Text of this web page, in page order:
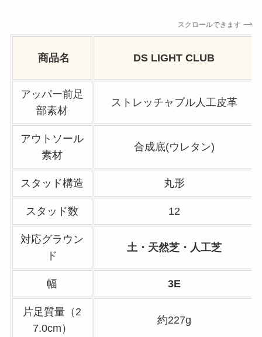
スクロールできます
商品名 DS LIGHT CLUB
アッパー前足
部素材
ストレッチャブル人工皮革
アウトソール
素材
合成底(ウレタン)
スタッド構造 丸形
スタッド数 12
対応グラウン
ド
土・天然芝・人工芝
幅 3E
片足質量（2
7.0cm）
約227g